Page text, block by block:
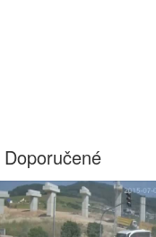
Doporučené